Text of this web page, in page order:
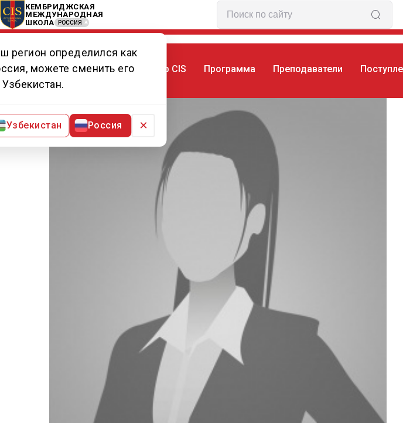
КЕМБРИДЖСКАЯ
МЕЖДУНАРОДНАЯ
ШКОЛА
РОССИЯ
регион определился как
можете сменить его
Узбекистан.
Узбекистан Россия ×
Мир CIS Программа Преподаватели
Главная